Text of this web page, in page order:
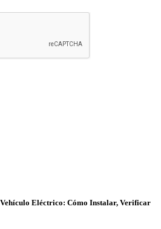
Eléctrico: Cómo Instalar, Verificar